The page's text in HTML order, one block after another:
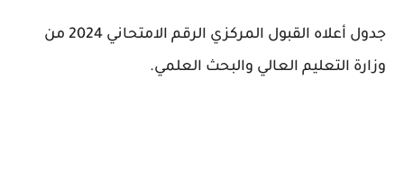
جدول أعلاه القبول المركزي الرقم الامتحاني 2024 من
وزارة التعليم العالي والبحث العلمي.